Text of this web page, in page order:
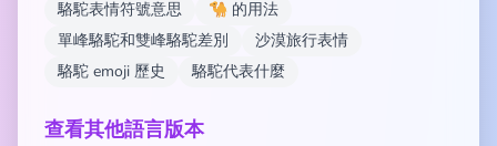
駱駝表情符號意思
🐪 的用法
單峰駱駝和雙峰駱駝差別
沙漠旅行表情
駱駝 emoji 歷史
駱駝代表什麼
查看其他語言版本